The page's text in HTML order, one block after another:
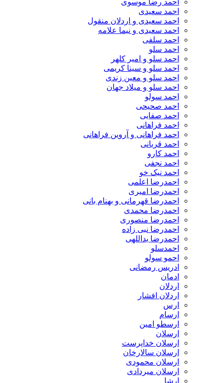
احمد رضا موسوی
احمد سعیدی
احمد سعیدی و اردلان منقول
احمد سعیدی و نیما علامه
احمد سلفی
احمد سلو
احمد سلو و امیر کلهر
احمد سلو و سینا کریمی
احمد سلو و معین زندی
احمد سلو و میلاد جهان
احمد سولو
احمد صحیحی
احمد صفایی
احمد فراهانی
احمد فراهانی و آروین فراهانی
احمد قربانی
احمد کارو
احمد نجفی
احمد نیک خو
احمدرضا اعلمی
احمدرضا امیری
احمدرضا قهرمانی و بهنام بانی
احمدرضا محمدی
احمدرضا منصوری
احمدرضا نبی زاده
احمدرضا یداللهی
احمدسلو
احمو سولو
ادریس رمضانی
ادمان
اردلان
اردلان افشار
ارس
ارسام
ارسطو امین
ارسلان
ارسلان خداپرست
ارسلان سالارخان
ارسلان محمودی
ارسلان میردادی
ارشا